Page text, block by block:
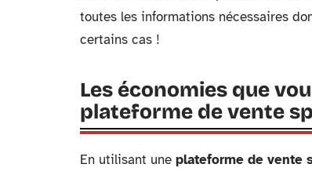
toutes les informations nécessaires
certains cas !
Les économies que
plateforme de vente
En utilisant une plateforme de vente